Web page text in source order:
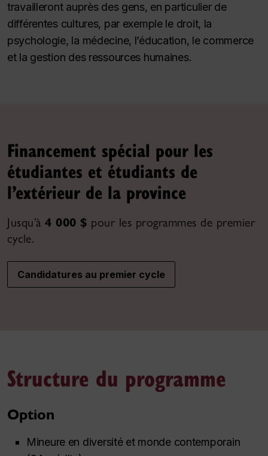
travailleront auprès des gens, en particulier de
différentes cultures, par exemple le droit, la
psychologie, la médecine, l’éducation, le commerce
et la gestion des ressources humaines.
Financement spécial pour les
étudiantes et étudiants de
l’extérieur de la province
Jusqu’à 4 000 $ pour les programmes de premier
cycle.
Candidatures au premier cycle
Structure du programme
Option
Mineure en diversité et monde contemporain